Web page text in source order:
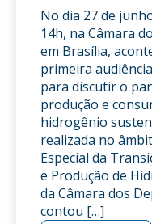
No dia 27 de
14h, na Câmara
em Brasília,
primeira
para discutir o
produção e
hidrogênio
realizada no
Especial da
e Produção de
da Câmara dos
contou […]